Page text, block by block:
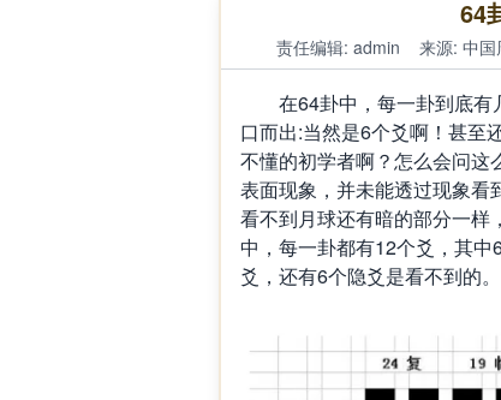
64
责任编辑: admin 来源: 中国
在64卦中，每一卦到底有
口而出:当然是6个爻啊！甚至
不懂的初学者啊？怎么会问这
表面现象，并未能透过现象看
看不到月球还有暗的部分一样
中，每一卦都有12个爻，其
爻，还有6个隐爻是看不到的。